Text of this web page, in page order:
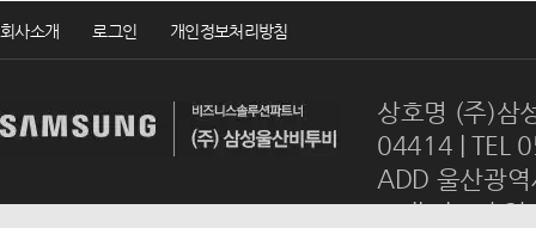
회사소개 로그인 개인정보처리방침
상호명 (주)삼
04414 | TEL
ADD 울산광
mail